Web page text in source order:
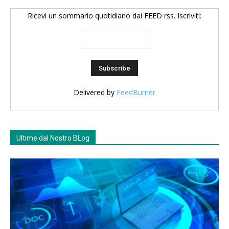
Ricevi un sommario quotidiano dai FEED rss. Iscriviti:
Delivered by FeedBurner
Ultime dal Nostro BLog